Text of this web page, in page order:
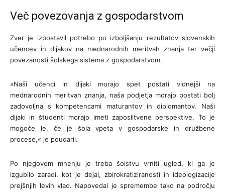
Več povezovanja z gospodarstvom
Zver je izpostavil potrebo po izboljšanju rezultatov slovenskih
učencev in dijakov na mednarodnih meritvah znanja ter večji
povezanosti šolskega sistema z gospodarstvom.
»Naši učenci in dijaki morajo spet postati vidnejši na
mednarodnih meritvah znanja, naša podjetja morajo postati bolj
zadovoljna s kompetencami maturantov in diplomantov. Naši
dijaki in študenti morajo imeti zaposlitvene perspektive. To je
mogoče le, če je šola vpeta v gospodarske in družbene
procese,« je poudaril.
Po njegovem mnenju je treba šolstvu vrniti ugled, ki ga je
izgubilo zaradi, kot je dejal, zbirokratiziranosti in ideologizacije
prejšnjih levih vlad. Napovedal je spremembe tako na področju